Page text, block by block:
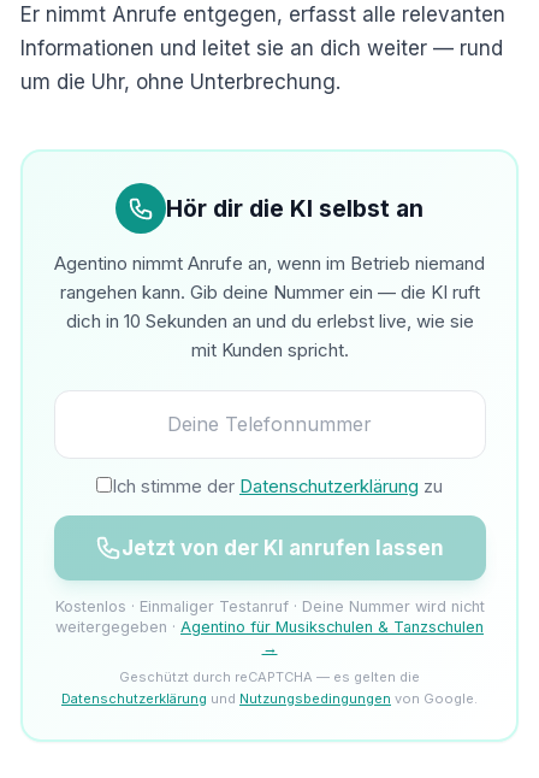
Er nimmt Anrufe entgegen, erfasst alle relevanten
Informationen und leitet sie an dich weiter — rund
um die Uhr, ohne Unterbrechung.
Hör dir die KI selbst an
Agentino nimmt Anrufe an, wenn im Betrieb niemand
rangehen kann. Gib deine Nummer ein — die KI ruft
dich in 10 Sekunden an und du erlebst live, wie sie
mit Kunden spricht.
Ich stimme der Datenschutzerklärung zu
Jetzt von der KI anrufen lassen
Kostenlos · Einmaliger Testanruf · Deine Nummer wird nicht
weitergegeben · Agentino für Musikschulen & Tanzschulen
→
Geschützt durch reCAPTCHA — es gelten die
Datenschutzerklärung und Nutzungsbedingungen von Google.